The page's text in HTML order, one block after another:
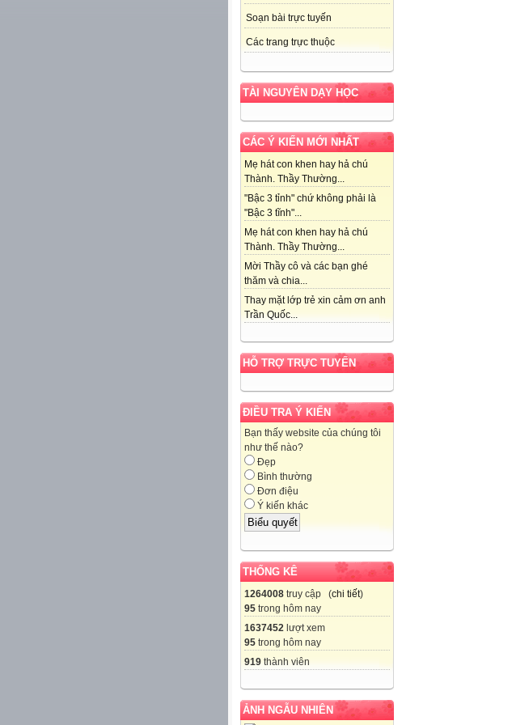
Soạn bài trực tuyến
Các trang trực thuộc
TÀI NGUYÊN DẠY HỌC
CÁC Ý KIẾN MỚI NHẤT
Mẹ hát con khen hay hả chú
Thành. Thầy Thường...
"Bậc 3 tỉnh" chứ không phải là
"Bậc 3 tĩnh"...
Mẹ hát con khen hay hả chú
Thành. Thầy Thường...
Mời Thầy cô và các bạn ghé
thăm và chia...
Thay mặt lớp trẻ xin cảm ơn anh
Trần Quốc...
HỖ TRỢ TRỰC TUYẾN
ĐIỀU TRA Ý KIẾN
Bạn thấy website của chúng tôi
như thế nào?
Đẹp
Bình thường
Đơn điệu
Ý kiến khác
THỐNG KÊ
1264008 truy cập (chi tiết)
95 trong hôm nay
1637452 lượt xem
95 trong hôm nay
919 thành viên
ẢNH NGẪU NHIÊN